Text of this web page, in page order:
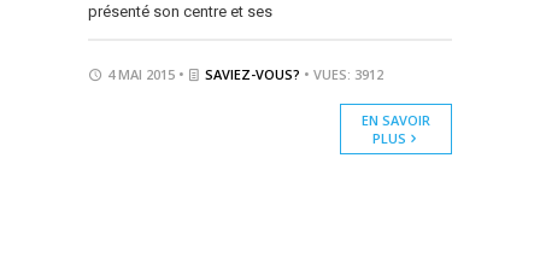
présenté son centre et ses
4 MAI 2015 • SAVIEZ-VOUS? • VUES: 3912
EN SAVOIR
PLUS